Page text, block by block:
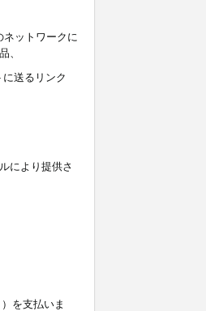
ットワークに
、
送るリンク
により提供さ
を支払いま